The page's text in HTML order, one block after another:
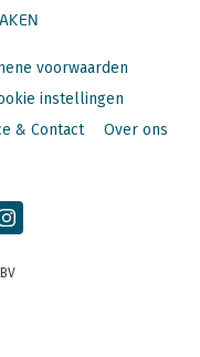
voorwaarden
instellingen
& Contact Over ons